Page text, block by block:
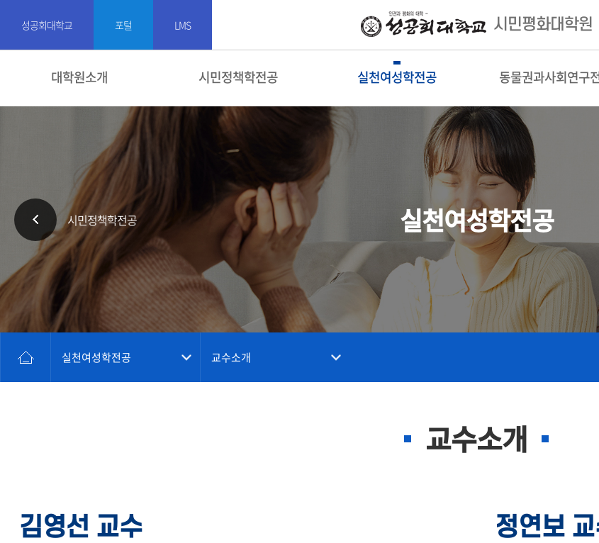
성공회대학교 포털 LMS 시민평화대학원
대학원소개 시민정책학전공 실천여성학전공 동물권과사회연구
시민정책학전공 실천여성학전공
실천여성학전공 교수소개
교수소개
김영선 교수 정연보